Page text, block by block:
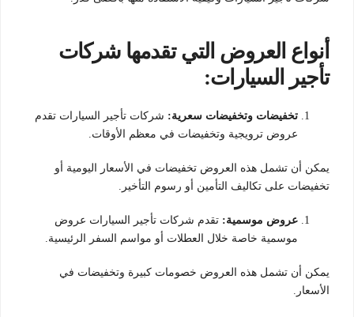
أنواع العروض التي تقدمها شركات
تأجير السيارات:
تخفيضات وتخفيضات سعرية: شركات تأجير السيارات تقدم
عروض ترويجية وتخفيضات في معظم الأوقات.
يمكن أن تشمل هذه العروض تخفيضات في الأسعار اليومية أو
تخفيضات على تكاليف التأمين أو رسوم التأخير.
عروض موسمية: تقدم شركات تأجير السيارات عروض
موسمية خاصة خلال العطلات أو مواسم السفر الرئيسية.
يمكن أن تشمل هذه العروض خصومات كبيرة وتخفيضات في
الأسعار.